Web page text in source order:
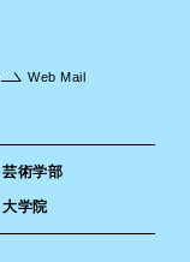
芸術学部
大学院
Web Mail